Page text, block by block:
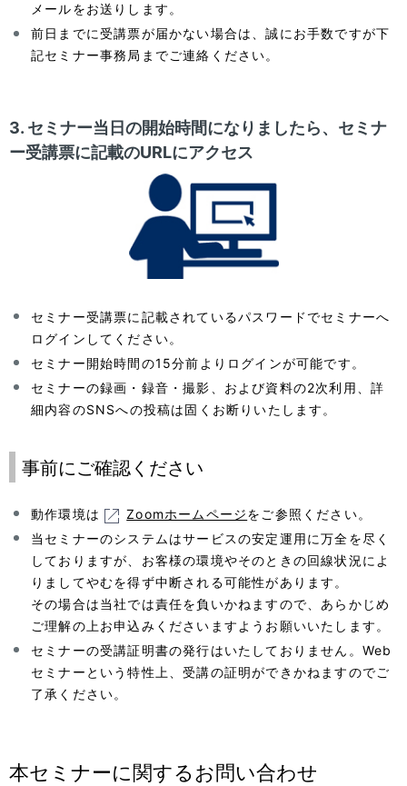
メールをお送りします。
前日までに受講票が届かない場合は、誠にお手数ですが下
記セミナー事務局までご連絡ください。
3. セミナー当日の開始時間になりましたら、セミナ
ー受講票に記載のURLにアクセス
セミナー受講票に記載されているパスワードでセミナーへ
ログインしてください。
セミナー開始時間の15分前よりログインが可能です。
セミナーの録画・録音・撮影、および資料の2次利用、詳
細内容のSNSへの投稿は固くお断りいたします。
事前にご確認ください
動作環境は Zoomホームページをご参照ください。
当セミナーのシステムはサービスの安定運用に万全を尽く
しておりますが、お客様の環境やそのときの回線状況によ
りましてやむを得ず中断される可能性があります。
その場合は当社では責任を負いかねますので、あらかじめ
ご理解の上お申込みくださいますようお願いいたします。
セミナーの受講証明書の発行はいたしておりません。Web
セミナーという特性上、受講の証明ができかねますのでご
了承ください。
本セミナーに関するお問い合わせ